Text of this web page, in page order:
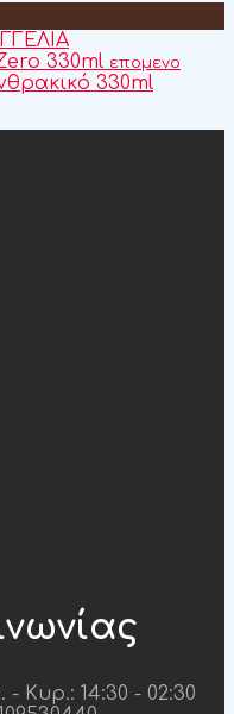
330ml επομενο
330ml
- Κυρ.: 14:30 - 02:30